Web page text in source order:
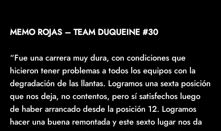
MEMO ROJAS – TEAM DUQUEINE #30
“Fue una carrera muy dura, con condiciones que
hicieron tener problemas a todos los equipos con la
degradación de las llantas. Logramos una sexta posición
que nos deja, no contentos, pero sí satisfechos luego
de haber arrancado desde la posición 12. Logramos
hacer una buena remontada y este sexto lugar nos da